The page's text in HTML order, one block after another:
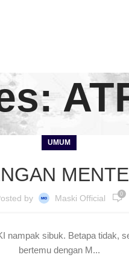
UMUM
by Maski Official 0
nampak sibuk. Betapa tidak,
bertemu dengan M...